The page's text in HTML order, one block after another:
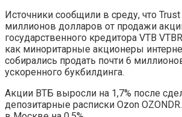
Источники сообщили в среду, что
миллионов долларов от продажи
государственного кредитора VTB
как миноритарные акционеры
собирались продать почти 6
ускоренного букбилдинга.
Акции ВТБ выросли на 1,7% после
депозитарные расписки Ozon